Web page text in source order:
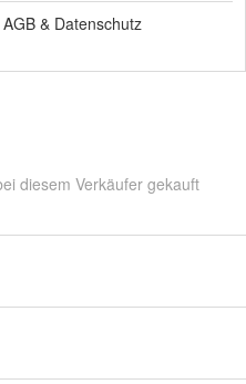
AGB & Datenschutz
diesem Verkäufer gekauft